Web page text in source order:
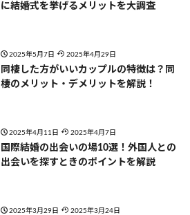
に結婚式を挙げるメリットを大調査
2025年5月7日 2025年4月29日
同棲した方がいいカップルの特徴は？同
棲のメリット・デメリットを解説！
2025年4月11日 2025年4月7日
国際結婚の出会いの場10選！外国人との
出会いを探すときのポイントを解説
2025年3月29日 2025年3月24日